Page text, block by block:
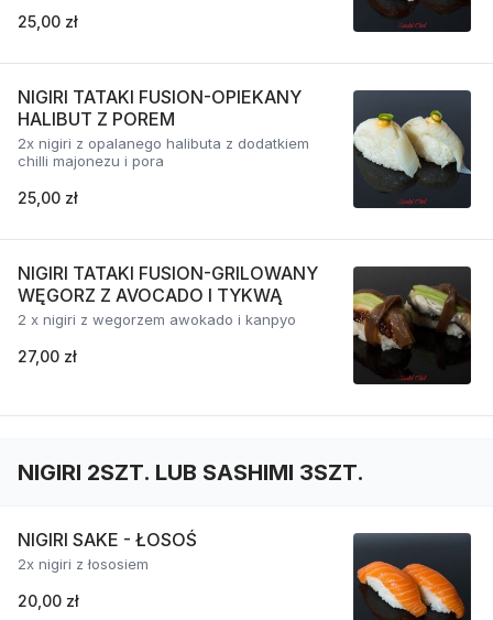
25,00 zł
NIGIRI TATAKI FUSION-OPIEKANY
HALIBUT Z POREM
2x nigiri z opalanego halibuta z dodatkiem
chilli majonezu i pora
25,00 zł
NIGIRI TATAKI FUSION-GRILOWANY
WĘGORZ Z AVOCADO I TYKWĄ
2 x nigiri z wegorzem awokado i kanpyo
27,00 zł
NIGIRI 2SZT. LUB SASHIMI 3SZT.
NIGIRI SAKE - ŁOSOŚ
2x nigiri z łososiem
20,00 zł